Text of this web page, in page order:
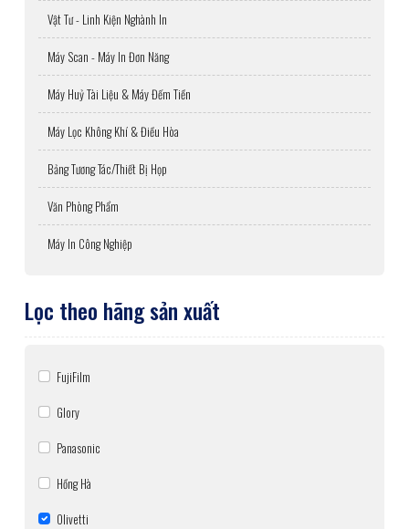
Vật Tư - Linh Kiện Nghành In
Máy Scan - Máy In Đơn Năng
Máy Huỷ Tài Liệu & Máy Đếm Tiền
Máy Lọc Không Khí & Điều Hòa
Bảng Tương Tác/Thiết Bị Họp
Văn Phòng Phẩm
Máy In Công Nghiệp
Lọc theo hãng sản xuất
FujiFilm
Glory
Panasonic
Hồng Hà
Olivetti